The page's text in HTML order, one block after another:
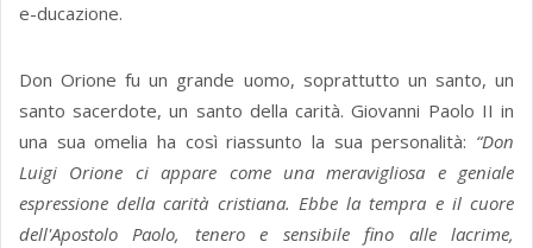
e-ducazione.
Don Orione fu un grande uomo, soprattutto un santo, un
santo sacerdote, un santo della carità. Giovanni Paolo II in
una sua omelia ha così riassunto la sua personalità: “Don
Luigi Orione ci appare come una meravigliosa e geniale
espressione della carità cristiana. Ebbe la tempra e il cuore
dell'Apostolo Paolo, tenero e sensibile fino alle lacrime,